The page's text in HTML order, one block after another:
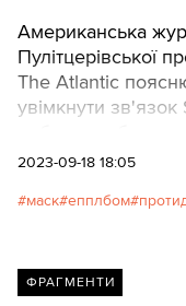
Американська
Пулітцерівської
The Atlantic
увімкнути зв'язок
морських дронів
відчувають навіть
2023-09-18 18:05
маск епплбом
ФРАГМЕНТИ